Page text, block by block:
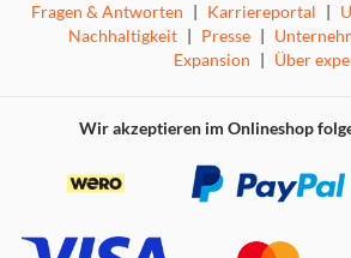
Fragen & Antworten | Karriereportal |
Nachhaltigkeit | Presse |
Expansion | Über
Wir akzeptieren im Onlineshop